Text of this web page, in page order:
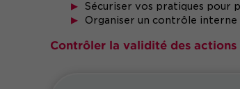
Sécuriser vos pratiques pour
Organiser un contrôle interne
Contrôler la validité des